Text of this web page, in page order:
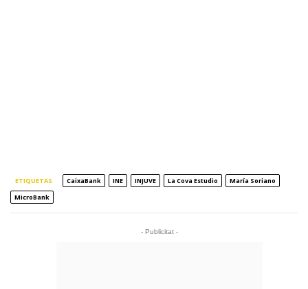
ETIQUETAS CaixaBank INE INJUVE La Cova Estudio
María Soriano
MicroBank
- Publicitat -